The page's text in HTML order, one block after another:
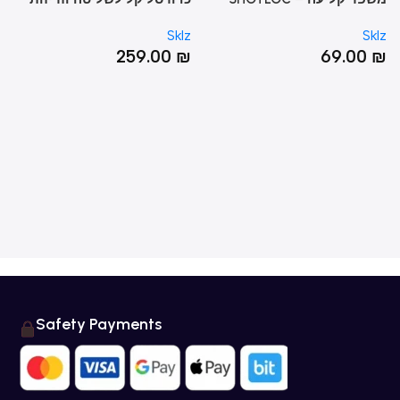
69.00
CONTROL BASKETBALL
259.00
Safety Payments